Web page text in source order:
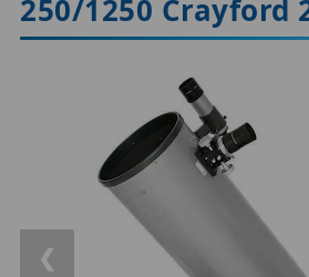
Doručení
Nákupu
Vrácení
Do
Pro děti30
Katadioptrické 7
ED / Apochromáty
Ritchey-Chrétien13
❮
250/1250 Crayford